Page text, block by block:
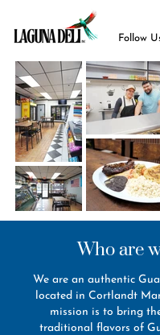
Follow
Who are
We are an authentic
located in Cortlandt
mission is to bring
traditional flavors of